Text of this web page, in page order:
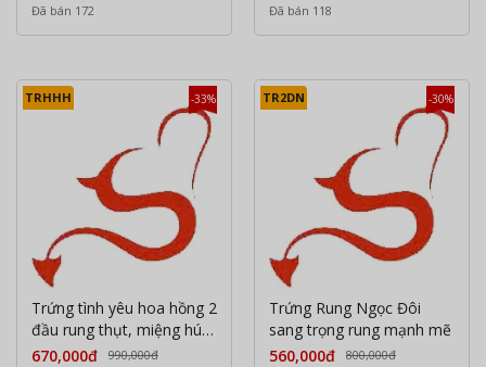
Đã bán 172
Đã bán 118
-33%
TRHHH
Trứng tình yêu hoa hồng 2
đầu rung thụt, miệng hút
cực phê
670,000đ
990,000đ
-30%
TR2DN
Trứng Rung Ngọc Đôi
sang trọng rung mạnh mẽ
560,000đ
800,000đ